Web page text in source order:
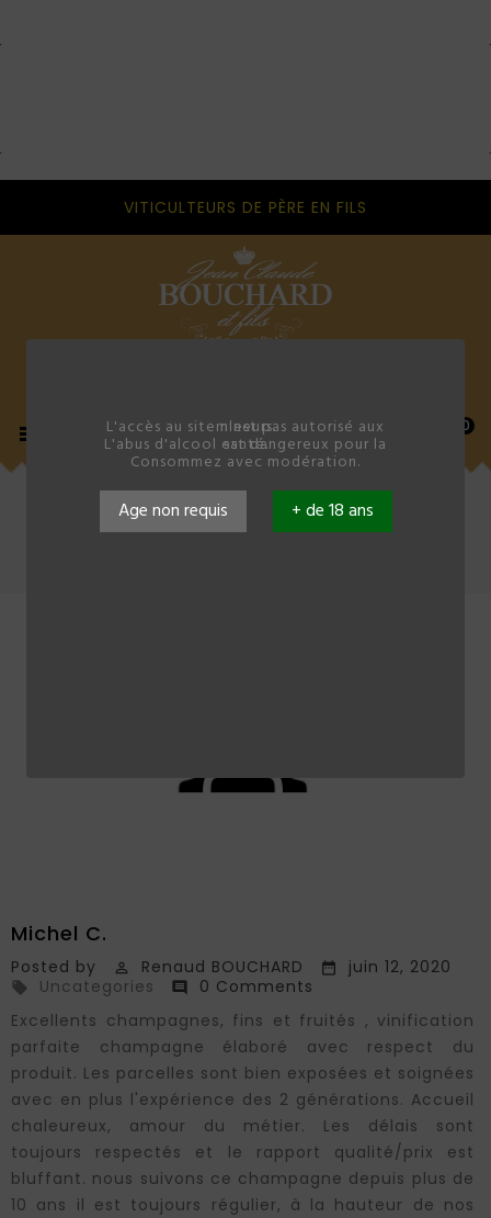
L'accès au site n'est pas autorisé aux mineurs.
L'abus d'alcool est dangereux pour la santé.
Consommez avec modération.
Age non requis + de 18 ans
VITICULTEURS DE PÈRE EN FILS
 0
Michel C.
Posted by  Renaud BOUCHARD  juin 12, 2020
 Uncategories 
0 Comments
Excellents champagnes, fins et fruités , vinification
parfaite champagne élaboré avec respect du
produit. Les parcelles sont bien exposées et soignées
avec en plus l'expérience des 2 générations. Accueil
chaleureux, amour du métier. Les délais sont
toujours respectés et le rapport qualité/prix est
bluffant. nous suivons ce champagne depuis plus de
10 ans il est toujours régulier, à la hauteur de nos